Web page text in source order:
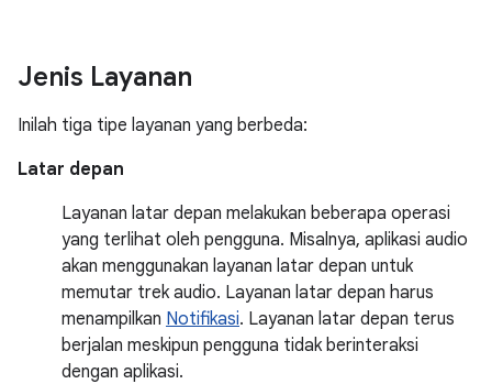
Jenis Layanan
Inilah tiga tipe layanan yang berbeda:
Latar depan
Layanan latar depan melakukan beberapa operasi
yang terlihat oleh pengguna. Misalnya, aplikasi audio
akan menggunakan layanan latar depan untuk
memutar trek audio. Layanan latar depan harus
menampilkan Notifikasi. Layanan latar depan terus
berjalan meskipun pengguna tidak berinteraksi
dengan aplikasi.